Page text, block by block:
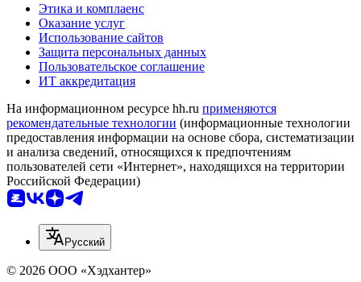
Этика и комплаенс
Оказание услуг
Использование сайтов
Защита персональных данных
Пользовательское соглашение
ИТ аккредитация
На информационном ресурсе hh.ru применяются
рекомендательные технологии (информационные технологии
предоставления информации на основе сбора, систематизации
и анализа сведений, относящихся к предпочтениям
пользователей сети «Интернет», находящихся на территории
Российской Федерации)
Русский
© 2026 ООО «Хэдхантер»